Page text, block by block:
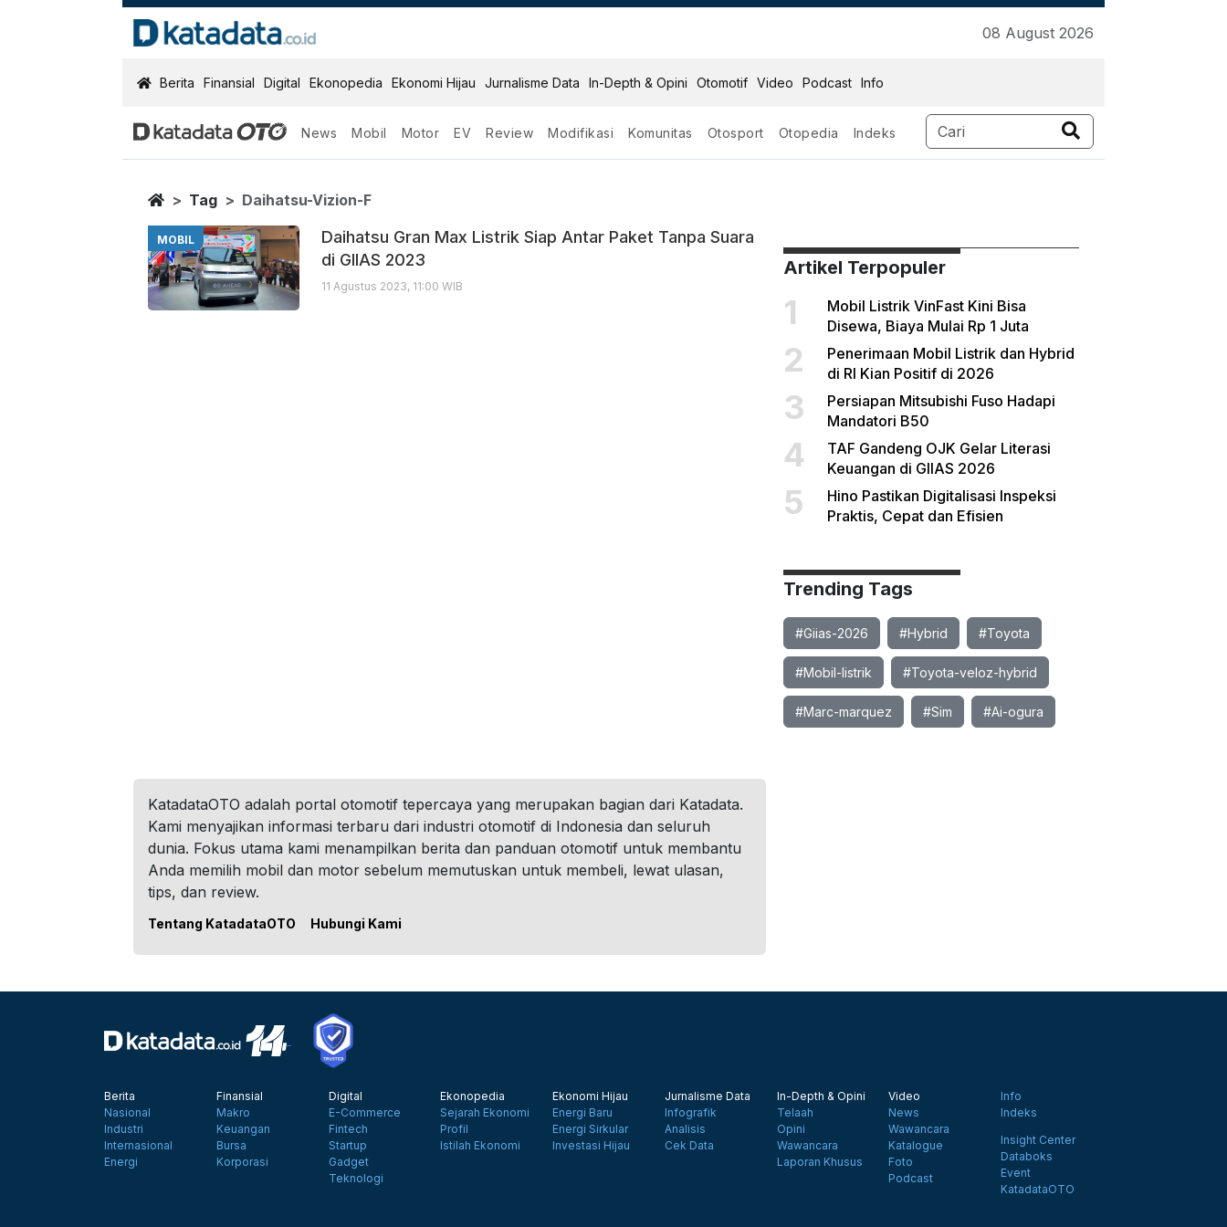
08 August 2026
KatadataOTO
Berita Finansial Digital Ekonopedia Ekonomi Hijau Jurnalisme Data In-Depth & Opini Otomotif Video Podcast Info
News Mobil Motor EV Review Modifikasi Komunitas Otosport Otopedia Indeks
Daihatsu Vizion F
Berita Terbaru
Home
Tag Daihatsu-Vizion-F
MOBIL
Daihatsu Gran Max Listrik Siap Antar Paket Tanpa Suara
di GIIAS 2023
11 Agustus 2023, 11:00 WIB
Artikel Terpopuler
1
Mobil Listrik VinFast Kini Bisa
Disewa, Biaya Mulai Rp 1 Juta
2
Penerimaan Mobil Listrik dan Hybrid
di RI Kian Positif di 2026
3
Persiapan Mitsubishi Fuso Hadapi
Mandatori B50
4
TAF Gandeng OJK Gelar Literasi
Keuangan di GIIAS 2026
5
Hino Pastikan Digitalisasi Inspeksi
Praktis, Cepat dan Efisien
Trending Tags
#Giias-2026 #Hybrid #Toyota
#Mobil-listrik #Toyota-veloz-hybrid
#Marc-marquez #Sim #Ai-ogura
KatadataOTO adalah portal otomotif tepercaya yang merupakan bagian dari Katadata.
Kami menyajikan informasi terbaru dari industri otomotif di Indonesia dan seluruh
dunia. Fokus utama kami menampilkan berita dan panduan otomotif untuk membantu
Anda memilih mobil dan motor sebelum memutuskan untuk membeli, lewat ulasan,
tips, dan review.
Tentang KatadataOTO Hubungi Kami
Berita
Nasional
Industri
Internasional
Energi
Finansial
Makro
Keuangan
Bursa
Korporasi
Digital
E-Commerce
Fintech
Startup
Gadget
Teknologi
Ekonopedia
Sejarah Ekonomi
Profil
Istilah Ekonomi
Ekonomi Hijau
Energi Baru
Energi Sirkular
Investasi Hijau
Jurnalisme Data
Infografik
Analisis
Cek Data
In-Depth & Opini
Telaah
Opini
Wawancara
Laporan Khusus
Video
News
Wawancara
Katalogue
Foto
Podcast
Info
Indeks
Insight Center
Databoks
Event
KatadataOTO